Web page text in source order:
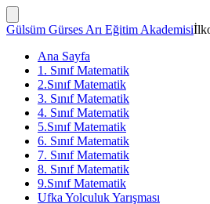
İçeriğe
atla
Arama
Çubuğunu
Göster/Gizle
Gülsüm Gürses Arı Eğitim Akademisi
Ana Sayfa
1. Sınıf Matematik
2.Sınıf Matematik
3. Sınıf Matematik
4. Sınıf Matematik
5.Sınıf Matematik
6. Sınıf Matematik
7. Sınıf Matematik
8. Sınıf Matematik
9.Sınıf Matematik
Ufka Yolculuk Yarışması